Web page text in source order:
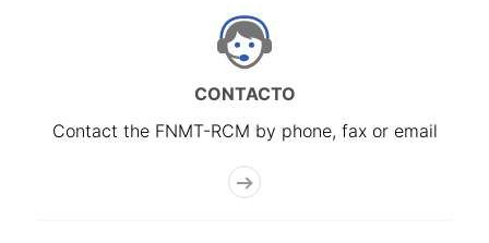
CONTACTO
Contact the FNMT-RCM by phone, fax or email